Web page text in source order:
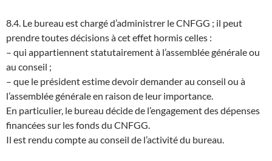
8.4. Le bureau est chargé d’administrer le CNFGG ; il peut
prendre toutes décisions à cet effet hormis celles :
– qui appartiennent statutairement à l’assemblée générale ou
au conseil ;
– que le président estime devoir demander au conseil ou à
l’assemblée générale en raison de leur importance.
En particulier, le bureau décide de l’engagement des dépenses
financées sur les fonds du CNFGG.
Il est rendu compte au conseil de l’activité du bureau.